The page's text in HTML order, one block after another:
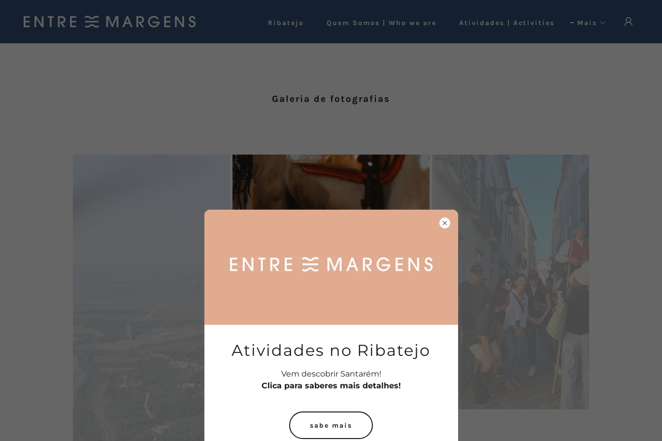
Ribatejo Quem Somos | Who we are Atividades | Activities Mais
Galeria de fotografias
Atividades no Ribatejo
Vem descobrir Santarém!
Clica para saberes mais detalhes!
sabe mais